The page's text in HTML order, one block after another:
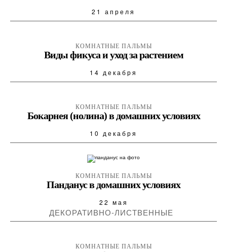
21 апреля
КОМНАТНЫЕ ПАЛЬМЫ
Виды фикуса и уход за растением
14 декабря
КОМНАТНЫЕ ПАЛЬМЫ
Бокарнея (нолина) в домашних условиях
10 декабря
КОМНАТНЫЕ ПАЛЬМЫ
Панданус в домашних условиях
22 мая
ДЕКОРАТИВНО-ЛИСТВЕННЫЕ
КОМНАТНЫЕ ПАЛЬМЫ